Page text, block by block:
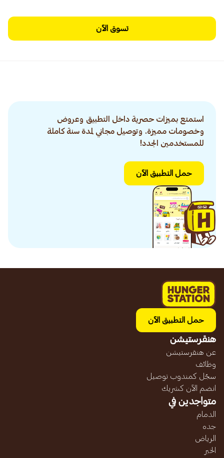
تسوق الآن
استمتع بميزات حصرية داخل التطبيق وعروض
وخصومات مميزة. وتوصيل مجاني لمدة سنة كاملة
للمستخدمين الجدد!
حمل التطبيق الآن
حمل التطبيق الآن
هنقرستيشن
عن هنقرستيشن
وظائف
سجّل كمندوب توصيل
انضم الآن كشريك
متواجدين في
الدمام
جده
الرياض
الخبر